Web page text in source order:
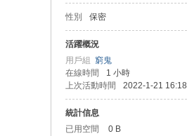
性別 保密
活躍概況
用戶組 窮鬼
在線時間
1 小時
上次活動時間
2022-1-21 16:18
統計信息
已用空間
0 B